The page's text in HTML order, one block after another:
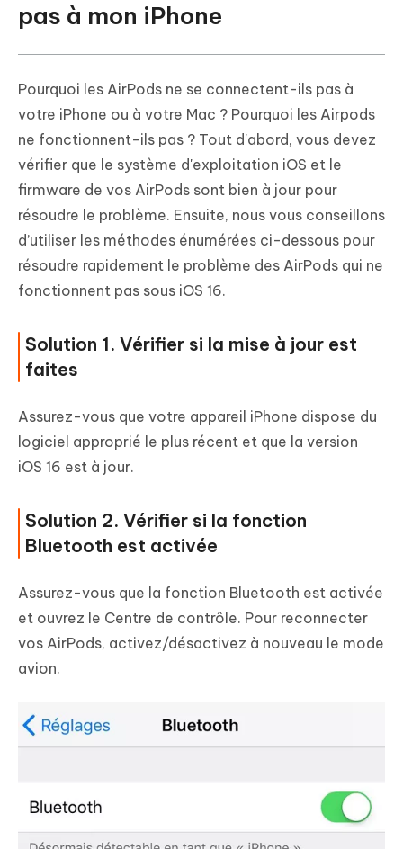
pas à mon iPhone
Pourquoi les AirPods ne se connectent-ils pas à
votre iPhone ou à votre Mac ? Pourquoi les Airpods
ne fonctionnent-ils pas ? Tout d'abord, vous devez
vérifier que le système d'exploitation iOS et le
firmware de vos AirPods sont bien à jour pour
résoudre le problème. Ensuite, nous vous conseillons
d’utiliser les méthodes énumérées ci-dessous pour
résoudre rapidement le problème des AirPods qui ne
fonctionnent pas sous iOS 16.
Solution 1. Vérifier si la mise à jour est
faites
Assurez-vous que votre appareil iPhone dispose du
logiciel approprié le plus récent et que la version
iOS 16 est à jour.
Solution 2. Vérifier si la fonction
Bluetooth est activée
Assurez-vous que la fonction Bluetooth est activée
et ouvrez le Centre de contrôle. Pour reconnecter
vos AirPods, activez/désactivez à nouveau le mode
avion.